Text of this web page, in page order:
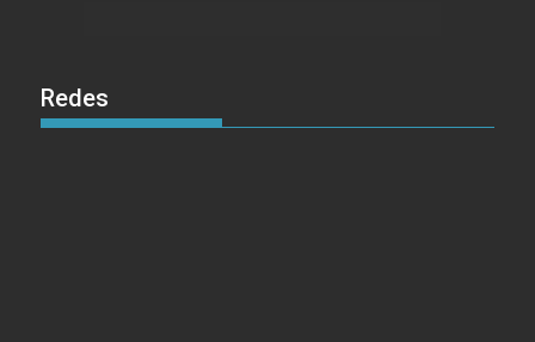
Redes